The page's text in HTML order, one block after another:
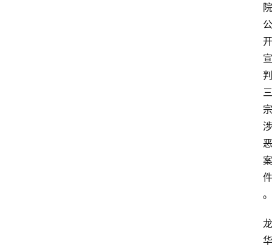
院
公
开
宣
判
三
宗
涉
恶
案
件
。
龙
华